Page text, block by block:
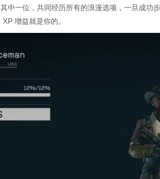
中一位，共同经历所有的浪漫选项，一旦成功
增益就是你的。